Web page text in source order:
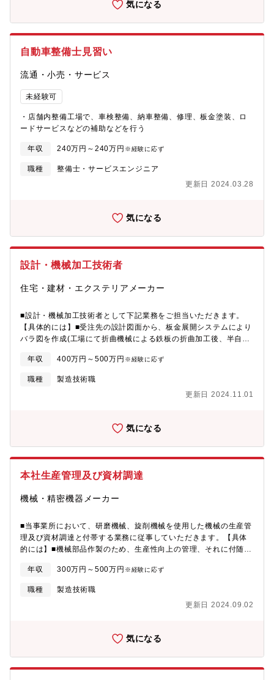
気になる
自動車整備士見習い
流通・小売・サービス
未経験可
・店舗内整備工場で、車検整備、納車整備、修理、板金塗装、ロ
ードサービスなどの補助などを行う
年収 240万円～240万円 ※経験に応ず
職種
整備士・サービスエンジニア
更新日 2024.03.28
気になる
設計・機械加工技術者
住宅・建材・エクステリアメーカー
■設計・機械加工技術者として下記業務をご担当いただきます。
【具体的には】■受注先の設計図面から、板金展開システムにより
バラ図を作成(工場にて折曲機械による鉄板の折曲加工後、半自動
年収
400万円～500万円 ※経験に応ず
職種
製造技術職
更新日 2024.11.01
気になる
本社生産管理及び資材調達
機械・精密機器メーカー
■当事業所において、研磨機械、旋削機械を使用した機械の生産管
理及び資材調達と付帯する業務に従事していただきます。【具体
的には】■機械部品作製のため、生産性向上の管理、それに付随す
っかりサポートさせていただきますので、安心してご応募くださ
い。
年収 300万円～500万円 ※経験に応ず
職種
製造技術職
更新日 2024.09.02
気になる